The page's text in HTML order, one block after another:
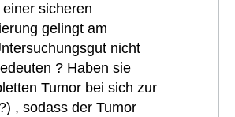
sicheren
gelingt am
nicht
? Haben sie
Tumor bei sich zur
, sodass der Tumor